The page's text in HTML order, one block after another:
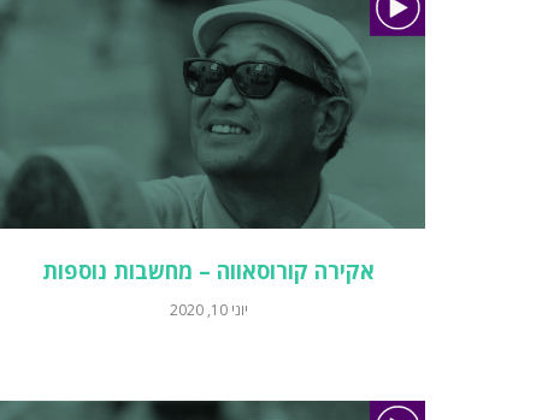
אקירה קורוסאווה – מחשבות נוספות
יוני 10, 2020